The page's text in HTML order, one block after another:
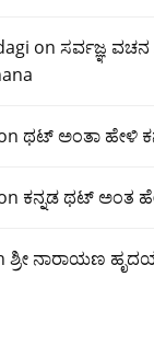
on ಸರ್ವಜ್ಞ
ಥಟ್ ಅಂತಾ ಹೇಳಿ
ಕನ್ನಡ ಥಟ್ ಅಂತ
ಶ್ರೀ ನಾರಾಯಣ